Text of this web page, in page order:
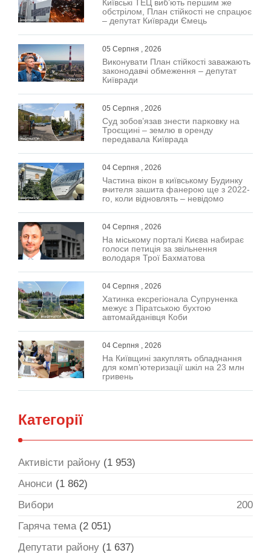
Київські ТЕЦ виб’ють першим же
обстрілом, План стійкості не спрацює
– депутат Київради Ємець
05 Серпня , 2026
Виконувати План стійкості заважають
законодавчі обмеження – депутат
Київради
05 Серпня , 2026
Суд зобов’язав знести парковку на
Троєщині – землю в оренду
передавала Київрада
04 Серпня , 2026
Частина вікон в київському Будинку
вчителя зашита фанерою ще з 2022-
го, коли відновлять – невідомо
04 Серпня , 2026
На міському порталі Києва набирає
голоси петиція за звільнення
володаря Трої Бахматова
04 Серпня , 2026
Хатинка ексрегіонала Супруненка
межує з Піратською бухтою
автомайданівця Коби
04 Серпня , 2026
На Київщині закуплять обладнання
для комп’ютеризації шкіл на 23 млн
гривень
Категорії
Активісти району (1 953)
Анонси (1 862)
Вибори
200
Гаряча тема(2 051)
Депутати району (1 637)